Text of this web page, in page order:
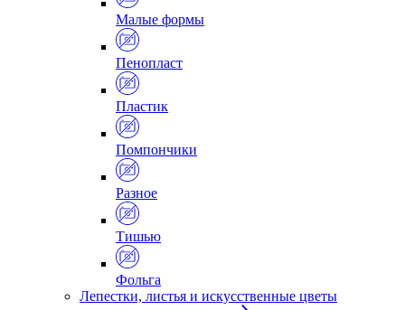
Малые формы
Пенопласт
Пластик
Помпончики
Разное
Тишью
Фольга
Лепестки, листья и искусственные цветы